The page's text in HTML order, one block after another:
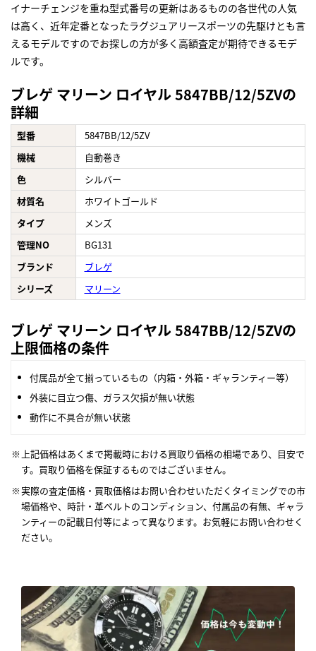
イナーチェンジを重ね型式番号の更新はあるものの各世代の人気
は高く、近年定番となったラグジュアリースポーツの先駆けとも言
えるモデルですのでお探しの方が多く高額査定が期待できるモデ
ルです。
ブレゲ マリーン ロイヤル 5847BB/12/5ZVの
詳細
型番
5847BB/12/5ZV
機械
自動巻き
色
シルバー
材質名
ホワイトゴールド
タイプ
メンズ
管理NO
BG131
ブランド
ブレゲ
シリーズ
マリーン
ブレゲ マリーン ロイヤル 5847BB/12/5ZVの
上限価格の条件
付属品が全て揃っているもの（内箱・外箱・ギャランティー等）
外装に目立つ傷、ガラス欠損が無い状態
動作に不具合が無い状態
上記価格はあくまで掲載時における買取り価格の相場であり、目安で
す。買取り価格を保証するものではございません。
実際の査定価格・買取価格はお問い合わせいただくタイミングでの市
場価格や、時計・革ベルトのコンディション、付属品の有無、ギャラ
ンティーの記載日付等によって異なります。お気軽にお問い合わせく
ださい。